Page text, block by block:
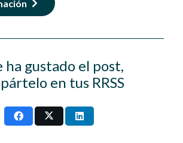
ha gustado el post,
en tus RRSS